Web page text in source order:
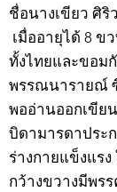
ชื่อนางเขียว ศิริ
เมื่ออายุได้ 8 ข
ทั้งไทยและขอม
พรรณนารายณ์
พออ่านออกเขีย
บิดามารดาประ
ร่างกายแข็งแร
กว้างขวางมีพร